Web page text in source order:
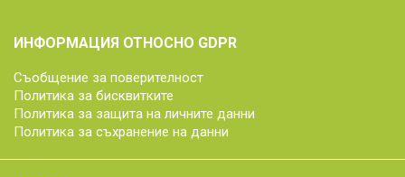
ИНФОРМАЦИЯ ОТНОСНО GDPR
Съобщение за поверителност
Политика за бисквитките
Политика за защита на личните данни
Политика за съхранение на данни